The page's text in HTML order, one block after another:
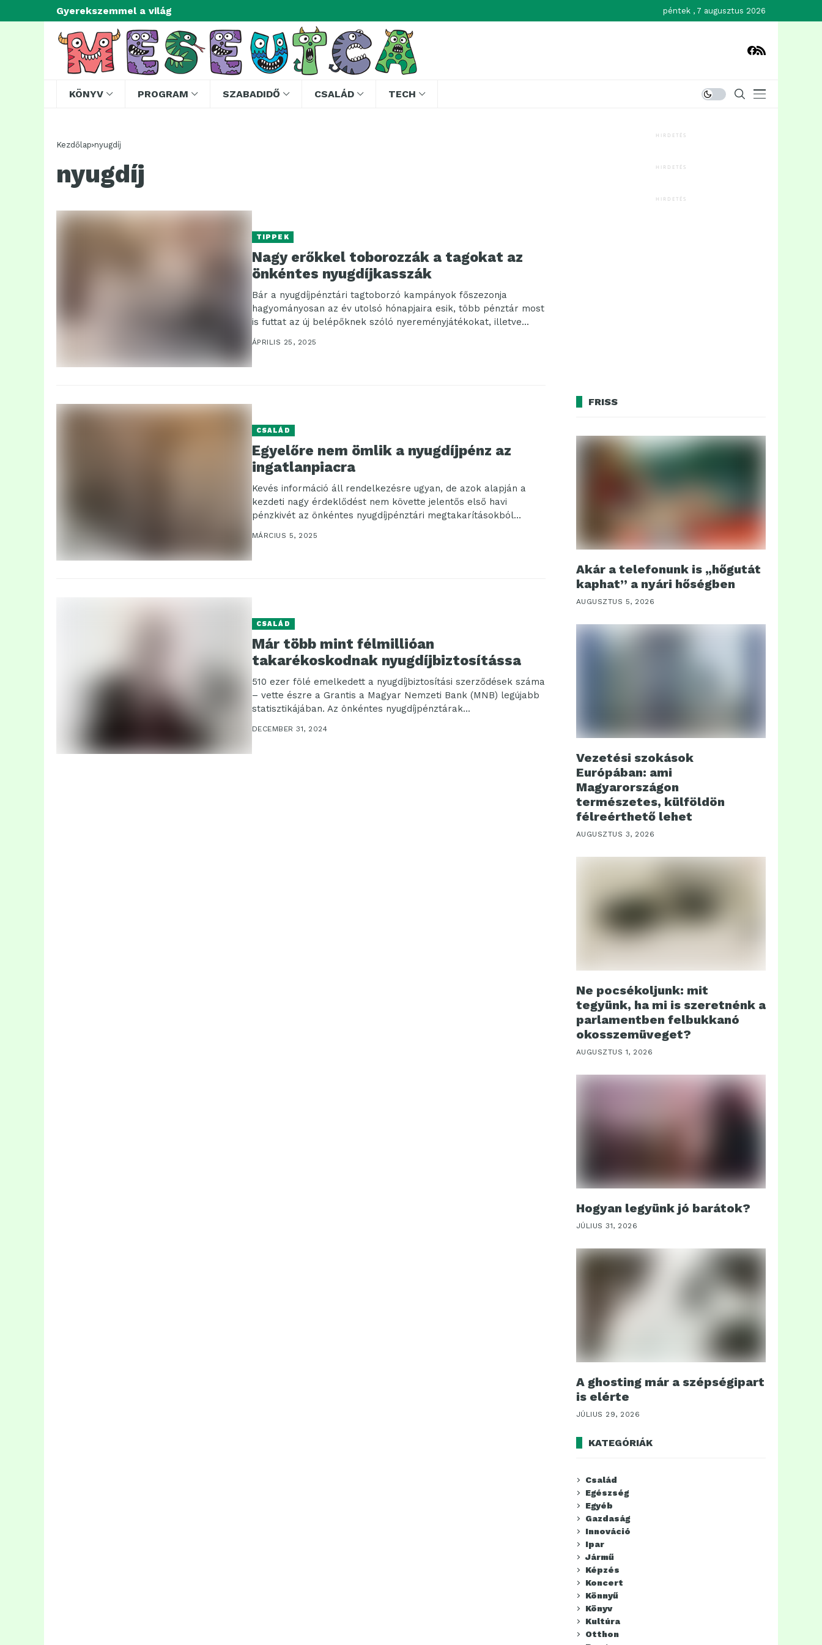
Gyerekszemmel a világ péntek , 7 augusztus 2026
KÖNYV PROGRAM SZABADIDŐ CSALÁD TECH
Kezdőlap nyugdíj
nyugdíj
TIPPEK
Nagy erőkkel toborozzák a tagokat az
önkéntes nyugdíjkasszák
Bár a nyugdíjpénztári tagtoborzó kampányok főszezonja
hagyományosan az év utolsó hónapjaira esik, több pénztár most
is futtat az új belépőknek szóló nyereményjátékokat, illetve...
ÁPRILIS 25, 2025
CSALÁD
Egyelőre nem ömlik a nyugdíjpénz az
ingatlanpiacra
Kevés információ áll rendelkezésre ugyan, de azok alapján a
kezdeti nagy érdeklődést nem követte jelentős első havi
pénzkivét az önkéntes nyugdíjpénztári megtakarításokból
ingatlancélú...
MÁRCIUS 5, 2025
CSALÁD
Már több mint félmillióan
takarékoskodnak nyugdíjbiztosítássa
510 ezer fölé emelkedett a nyugdíjbiztosítási szerződések száma
– vette észre a Grantis a Magyar Nemzeti Bank (MNB) legújabb
statisztikájában. Az önkéntes nyugdíjpénztárak...
DECEMBER 31, 2024
HIRDETÉS
HIRDETÉS
HIRDETÉS
FRISS
Akár a telefonunk is „hőgutát
kaphat” a nyári hőségben
AUGUSZTUS 5, 2026
Vezetési szokások
Európában: ami
Magyarországon
természetes, külföldön
félreérthető lehet
AUGUSZTUS 3, 2026
Ne pocsékoljunk: mit
tegyünk, ha mi is szeretnénk a
parlamentben felbukkanó
okosszemüveget?
AUGUSZTUS 1, 2026
Hogyan legyünk jó barátok?
JÚLIUS 31, 2026
A ghosting már a szépségipart
is elérte
JÚLIUS 29, 2026
KATEGÓRIÁK
Család
Egészség
Egyéb
Gazdaság
Innováció
Ipar
Jármű
Képzés
Koncert
Könnyű
Könyv
Kultúra
Otthon